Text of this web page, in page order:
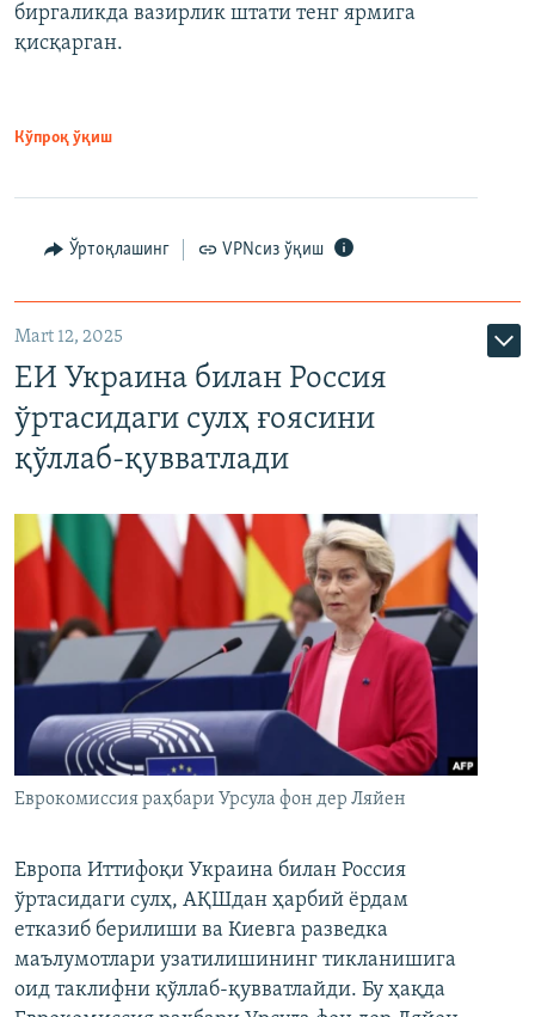
биргаликда вазирлик штати тенг ярмига
қисқарган.
Кўпроқ ўқиш
Ўртоқлашинг VPNсиз ўқиш
Mart 12, 2025
ЕИ Украина билан Россия
ўртасидаги сулҳ ғоясини
қўллаб-қувватлади
Еврокомиссия раҳбари Урсула фон дер Ляйен
Европа Иттифоқи Украина билан Россия
ўртасидаги сулҳ, АҚШдан ҳарбий ёрдам
етказиб берилиши ва Киевга разведка
маълумотлари узатилишининг тикланишига
оид таклифни қўллаб-қувватлайди. Бу ҳақда